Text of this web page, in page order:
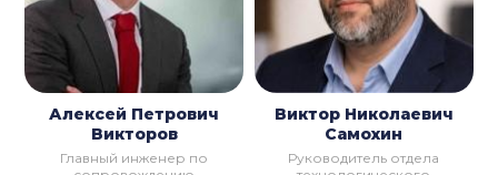
Алексей Петрович
Викторов
Главный инженер по
Виктор Николаевич
Самохин
Руководитель отдела